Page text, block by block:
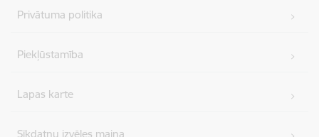
Privātuma politika
Piekļūstamība
Lapas karte
Sīkdatņu izvēles maiņa